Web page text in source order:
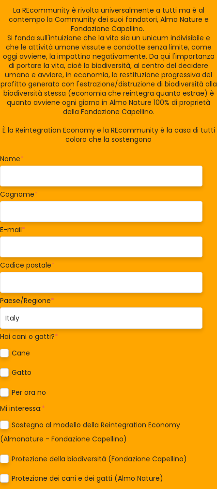
La REcommunity è rivolta universalmente a tutti ma è al
contempo la Community dei suoi fondatori, Almo Nature e
Fondazione Capellino.
Si fonda sull'intuizione che la vita sia un unicum indivisibile e
che le attività umane vissute e condotte senza limite, come
oggi avviene, la impattino negativamente. Da qui l'importanza
di portare la vita, cioè la biodiversità, al centro del decidere
umano e avviare, in economia, la restituzione progressiva del
profitto generato con l'estrazione/distruzione di biodiversità alla
biodiversità stessa (economia che reintegra quanto estrae) è
quanto avviene ogni giorno in Almo Nature 100% di proprietà
della Fondazione Capellino.
È la Reintegration Economy e la REcommunity è la casa di tutti
coloro che la sostengono
Nome*
Cognome*
E-mail*
Codice postale*
Paese/Regione*
Hai cani o gatti?*
Cane
Gatto
Per ora no
Mi interessa:*
Sostegno al modello della Reintegration Economy
(Almonature - Fondazione Capellino)
Protezione della biodiversità (Fondazione Capellino)
Protezione dei cani e dei gatti (Almo Nature)